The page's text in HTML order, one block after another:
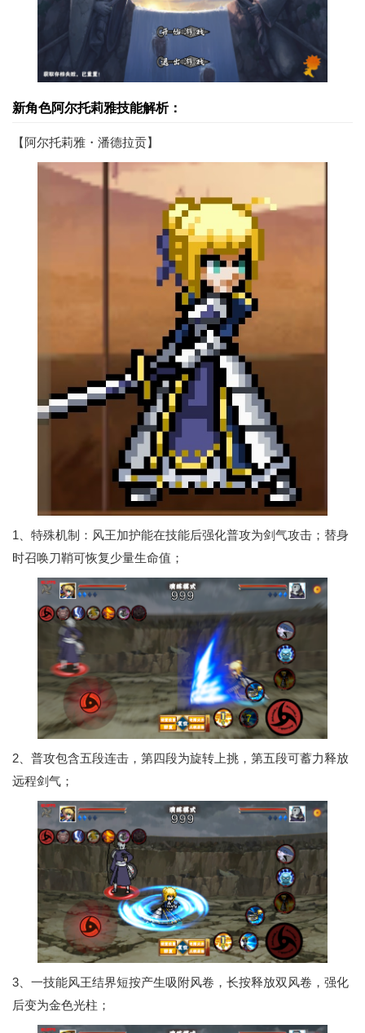
新角色阿尔托莉雅技能解析：
【阿尔托莉雅・潘德拉贡】
1、特殊机制：风王加护能在技能后强化普攻为剑气攻击；替身
时召唤刀鞘可恢复少量生命值；
2、普攻包含五段连击，第四段为旋转上挑，第五段可蓄力释放
远程剑气；
3、一技能风王结界短按产生吸附风卷，长按释放双风卷，强化
后变为金色光柱；